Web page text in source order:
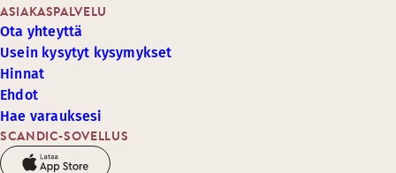
SCANDIC-SOVELLUS
ASIAKASPALVELU
Ota yhteyttä
Usein kysytyt kysymykset
Hinnat
Ehdot
Hae varauksesi